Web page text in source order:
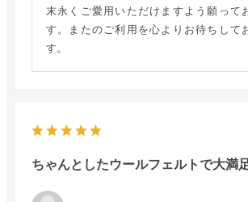
末永くご愛用いただけますよう願って
す。またのご利用を心よりお待ちして
す。
ちゃんとしたウールフェルトで大満